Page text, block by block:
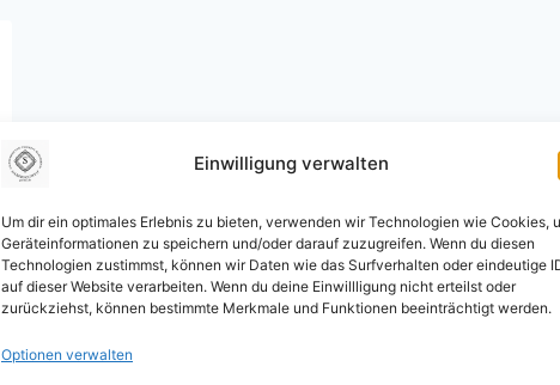
Einwilligung verwalten
Um dir ein optimales Erlebnis zu bieten, verwenden wir Technologien wie Cookies,
Geräteinformationen zu speichern und/oder darauf zuzugreifen. Wenn du diesen
Technologien zustimmst, können wir Daten wie das Surfverhalten oder eindeutige
auf dieser Website verarbeiten. Wenn du deine Einwillligung nicht erteilst oder
zurückziehst, können bestimmte Merkmale und Funktionen beeinträchtigt werden.
Optionen verwalten